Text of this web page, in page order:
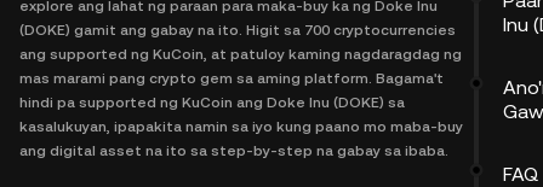
explore ang lahat ng paraan para maka-buy ka ng Doke Inu
(DOKE) gamit ang gabay na ito. Higit sa 700 cryptocurrencies
ang supported ng KuCoin, at patuloy kaming nagdaragdag ng
mas marami pang crypto gem sa aming platform. Bagama't
hindi pa supported ng KuCoin ang Doke Inu (DOKE) sa
kasalukuyan, ipapakita namin sa iyo kung paano mo maba-buy
ang digital asset na ito sa step-by-step na gabay sa ibaba.
Inu
FAQ